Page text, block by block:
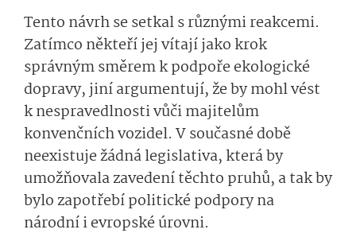
Tento návrh se setkal s různými reakcemi.
Zatímco někteří jej vítají jako krok
správným směrem k podpoře ekologické
dopravy, jiní argumentují, že by mohl vést
k nespravedlnosti vůči majitelům
konvenčních vozidel. V současné době
neexistuje žádná legislativa, která by
umožňovala zavedení těchto pruhů, a tak by
bylo zapotřebí politické podpory na
národní i evropské úrovni.